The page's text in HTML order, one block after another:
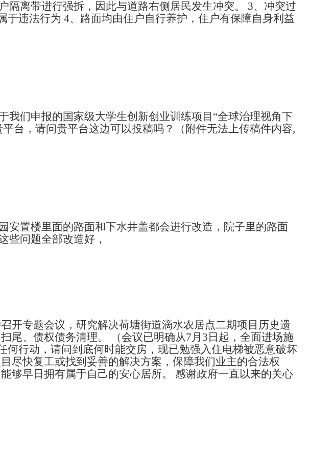
离带进行强拆，因此与道路右侧居民发生冲突。 3、冲突过
违法行为 4、路面均由住户自行养护，住户有保障自身利益
们申报的国家级大学生创新创业训练项目“全球治理视角下
台，请问贵平台这边可以投稿吗？（附件无法上传稿件内容,
置楼里面的路面和下水井盖都会进行改造，院子里的路面
些问题全部改造好，
开专题会议，研究解决荷塘街道滴水农居点二期项目历史遗
尾、债权债务清理。 （会议已明确从7月3日起，全面进场施
行动，请问到底何时能交房，现已勉强入住电梯被恶意破坏
尽快复工或找到妥善的解决方案，保障我们业主的合法权
够早日拥有属于自己的安心居所。 感谢政府一直以来的关心